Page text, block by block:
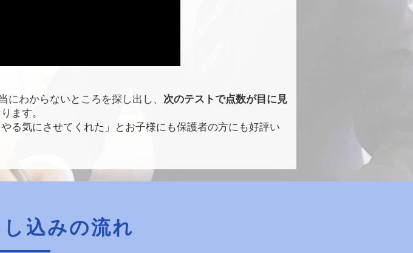
わからないところを探し出し、 次のテストで点数が目に見
ます。
る気にさせてくれた」とお子様にも保護者の方にも好評い
込みの流れ